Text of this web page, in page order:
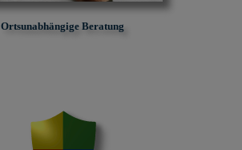
Ortsunabhängige Beratung